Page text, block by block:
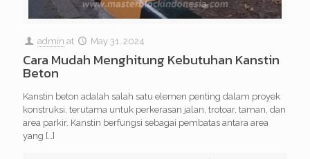
admin at May 31, 2024
Cara Mudah Menghitung Kebutuhan Kanstin
Beton
Kanstin beton adalah salah satu elemen penting dalam proyek
konstruksi, terutama untuk perkerasan jalan, trotoar, taman, dan
area parkir. Kanstin berfungsi sebagai pembatas antara area
yang […]